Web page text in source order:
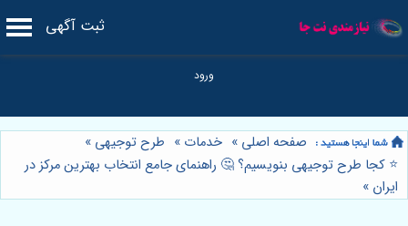
ثبت آگهی
صفحه اصلی » خدمات » طرح توجیهی »
⭐️ کجا طرح توجیهی بنویسیم؟ 🤔 راهنمای جامع انتخاب بهترین مرکز در
ایران »